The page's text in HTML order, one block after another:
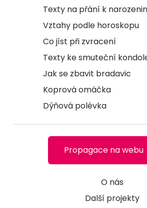
Texty na přání k
Vztahy podle horoskopu
Co jíst při zvracení
Texty ke smuteční
Jak se zbavit bradavic
Koprová omáčka
Dýňová polévka
O nás
Další projekty
Propagace na webu